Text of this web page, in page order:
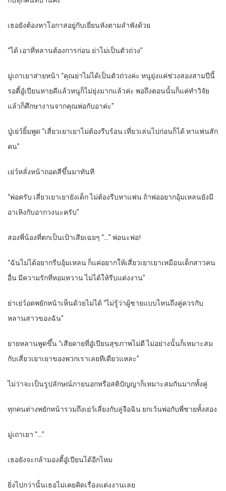
เธอยังต้องหาโอกาสอยู่กับเยี่ยนหังตามลำพังด้วย
“ได้ เอาที่หลานต้องการก่อน ย่าไม่เป็นตัวถ่วง”
มู่เถาเยาส่ายหน้า “คุณย่าไม่ได้เป็นตัวถ่วงค่ะ หนูยุ่งแค่ช่วงสองสามปีนี้
รอตี้อู๋เปียนหายดีแล้วหนูก็ไม่ยุ่งมากแล้วค่ะ พอถึงตอนนั้นก็แค่ทำวิจัย
แล้วก็ศึกษางานจากคุณพ่อกับอาค่ะ”
ปู่เย่ว์ยิ้มพูด “เสี่ยวเยาเยาไม่ต้องรีบร้อน เที่ยวเล่นไปก่อนก็ได้ หาแฟนสัก
คน”
เย่ว์หลั่งหน้าถอดสีขึ้นมาทันที
“พ่อครับ เสี่ยวเยาเยายังเด็ก ไม่ต้องรีบหาแฟน ถ้าพ่ออยากอุ้มเหลนยังมี
อาเหิงกับอากวงนะครับ”
สองพี่น้องที่ตกเป็นเป้าเสียเฉยๆ “…” พ่อนะพ่อ!
“ฉันไม่ได้อยากรีบอุ้มเหลน ก็แค่อยากให้เสี่ยวเยาเยาเหมือนเด็กสาวคน
อื่น มีความรักที่หอมหวาน ไม่ได้ให้รีบแต่งงาน”
ย่าเย่ว์อดพยักหน้าเห็นด้วยไม่ได้ “ไม่รู้ว่าผู้ชายแบบไหนถึงคู่ควรกับ
หลานสาวของฉัน”
ยายหลานพูดขึ้น “เสียดายที่อู๋เปียนสุขภาพไม่ดี ไม่อย่างนั้นก็เหมาะสม
กับเสี่ยวเยาเยาของพวกเราเลยทีเดียวแหละ”
ไม่ว่าจะเป็นรูปลักษณ์ภายนอกหรือสติปัญญาก็เหมาะสมกันมากทั้งคู่
ทุกคนต่างพยักหน้ารวมถึงเย่ว์เลี่ยงกับลู่จือฉิน ยกเว้นพ่อกับพี่ชายทั้งสอง
มู่เถาเยา “…”
เธอยังจะกล้ามองตี้อู๋เปียนได้อีกไหม
ยิ่งไปกว่านั้นเธอไม่เคยคิดเรื่องแต่งงานเลย